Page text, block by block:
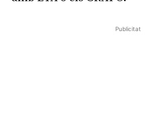
Publicitat